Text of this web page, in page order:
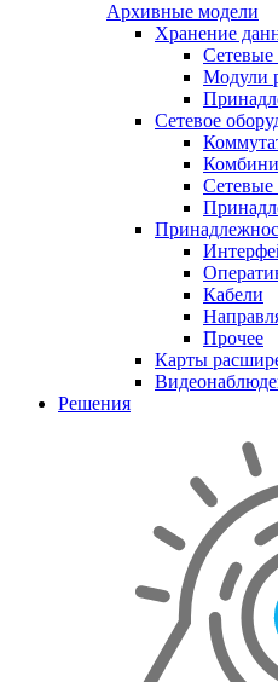
Архивные модели
Хранение
Модули
Сетевое
Сетевые
Кабели
Прочее
Карты
Решения